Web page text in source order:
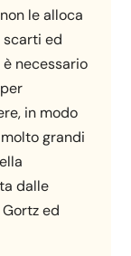
le alloca
ed
necessario
in modo
grandi
dalle
ed